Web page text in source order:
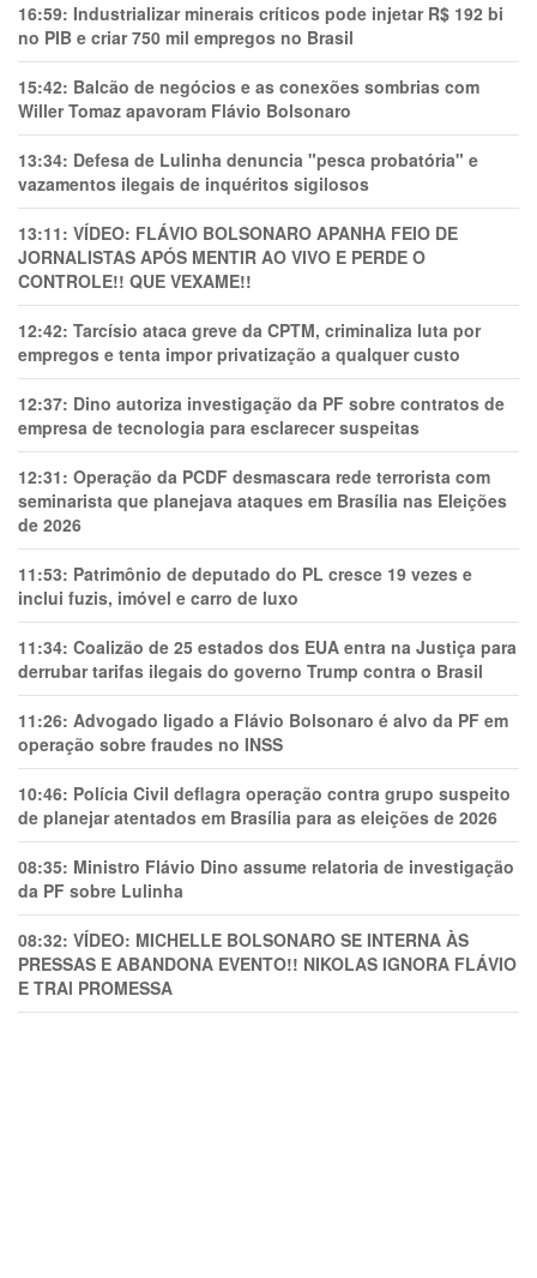
16:59: Industrializar minerais críticos pode injetar R$ 192 bi
no PIB e criar 750 mil empregos no Brasil
15:42: Balcão de negócios e as conexões sombrias com
Willer Tomaz apavoram Flávio Bolsonaro
13:34: Defesa de Lulinha denuncia "pesca probatória" e
vazamentos ilegais de inquéritos sigilosos
13:11: VÍDEO: FLÁVIO BOLSONARO APANHA FEIO DE
JORNALISTAS APÓS MENTIR AO VIVO E PERDE O
CONTROLE!! QUE VEXAME!!
12:42: Tarcísio ataca greve da CPTM, criminaliza luta por
empregos e tenta impor privatização a qualquer custo
12:37: Dino autoriza investigação da PF sobre contratos de
empresa de tecnologia para esclarecer suspeitas
12:31: Operação da PCDF desmascara rede terrorista com
seminarista que planejava ataques em Brasília nas Eleições
de 2026
11:53: Patrimônio de deputado do PL cresce 19 vezes e
inclui fuzis, imóvel e carro de luxo
11:34: Coalizão de 25 estados dos EUA entra na Justiça para
derrubar tarifas ilegais do governo Trump contra o Brasil
11:26: Advogado ligado a Flávio Bolsonaro é alvo da PF em
operação sobre fraudes no INSS
10:46: Polícia Civil deflagra operação contra grupo suspeito
de planejar atentados em Brasília para as eleições de 2026
08:35: Ministro Flávio Dino assume relatoria de investigação
da PF sobre Lulinha
08:32: VÍDEO: MICHELLE BOLSONARO SE INTERNA ÀS
PRESSAS E ABANDONA EVENTO!! NIKOLAS IGNORA FLÁVIO
E TRAl PROMESSA